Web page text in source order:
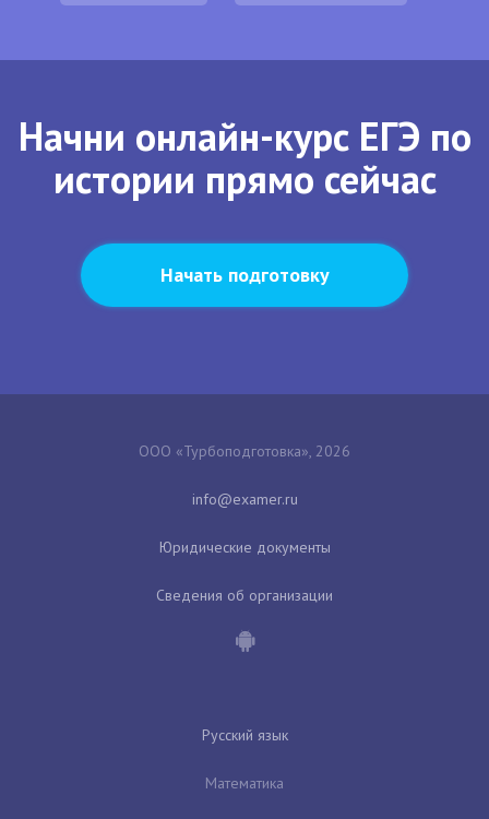
Начни онлайн-курс ЕГЭ по
истории прямо сейчас
Начать подготовку
ООО «Турбоподготовка», 2026
Юридические документы
Сведения об организации
Русский язык
Математика